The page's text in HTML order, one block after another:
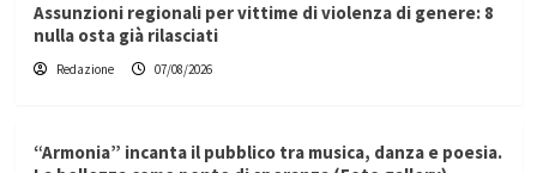
Assunzioni regionali per vittime di violenza di genere: 8
nulla osta già rilasciati
Redazione 07/08/2026
“Armonia” incanta il pubblico tra musica, danza e poesia.